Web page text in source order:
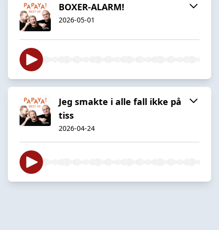
BOXER-ALARM!
2026-05-01
Jeg smakte i alle fall ikke på
tiss
2026-04-24